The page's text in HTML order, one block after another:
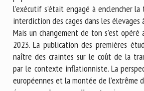
l’exécutif s’était engagé à enclencher
interdiction des cages dans les élevages
Mais un changement de ton s’est opéré
2023. La publication des premières
naître des craintes sur le coût de la
par le contexte inflationniste. La
européennes et la montée de l’extrême